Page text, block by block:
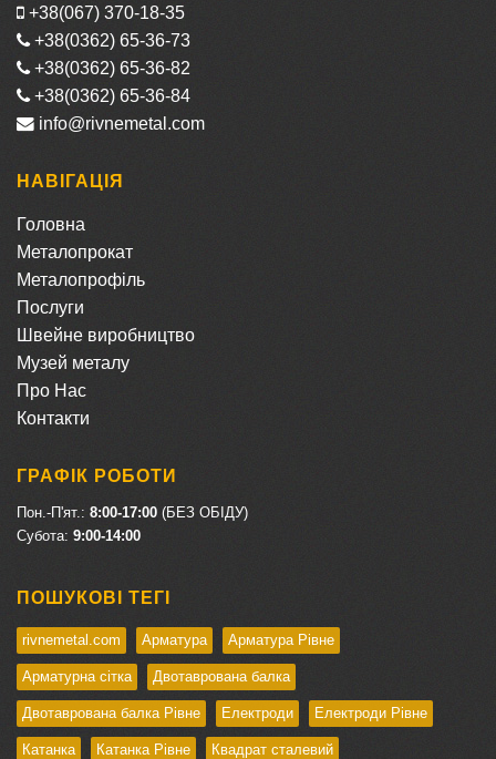
+38(067) 370-18-35
+38(0362) 65-36-73
+38(0362) 65-36-82
+38(0362) 65-36-84
info@rivnemetal.com
НАВІГАЦІЯ
Головна
Металопрокат
Металопрофіль
Послуги
Швейне виробництво
Музей металу
Про Нас
Контакти
ГРАФІК РОБОТИ
Пон.-П'ят.: 8:00-17:00 (БЕЗ ОБІДУ)
Cубота: 9:00-14:00
ПОШУКОВІ ТЕГІ
rivnemetal.com Арматура Арматура Рівне
Арматурна сітка Двотаврована балка
Двотаврована балка Рівне Електроди Електроди Рівне
Катанка Катанка Рівне Квадрат сталевий